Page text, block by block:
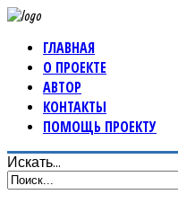
ГЛАВНАЯ
О ПРОЕКТЕ
АВТОР
КОНТАКТЫ
ПОМОЩЬ ПРОЕКТУ
Искать...